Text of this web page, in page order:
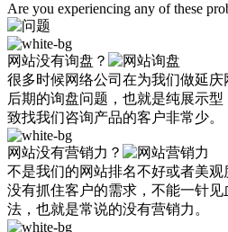
Are you experiencing any of these
网站没有询盘？
很多时候网络公司在为我们做延庆
后期的询盘问题，也就是纯展示
致找我们咨询产品的客户非常少。
网站没有营销力？
不是我们的网站排名不好或者美
没有抓住客户的需求，不能一针
法，也就是常说的没有营销力。